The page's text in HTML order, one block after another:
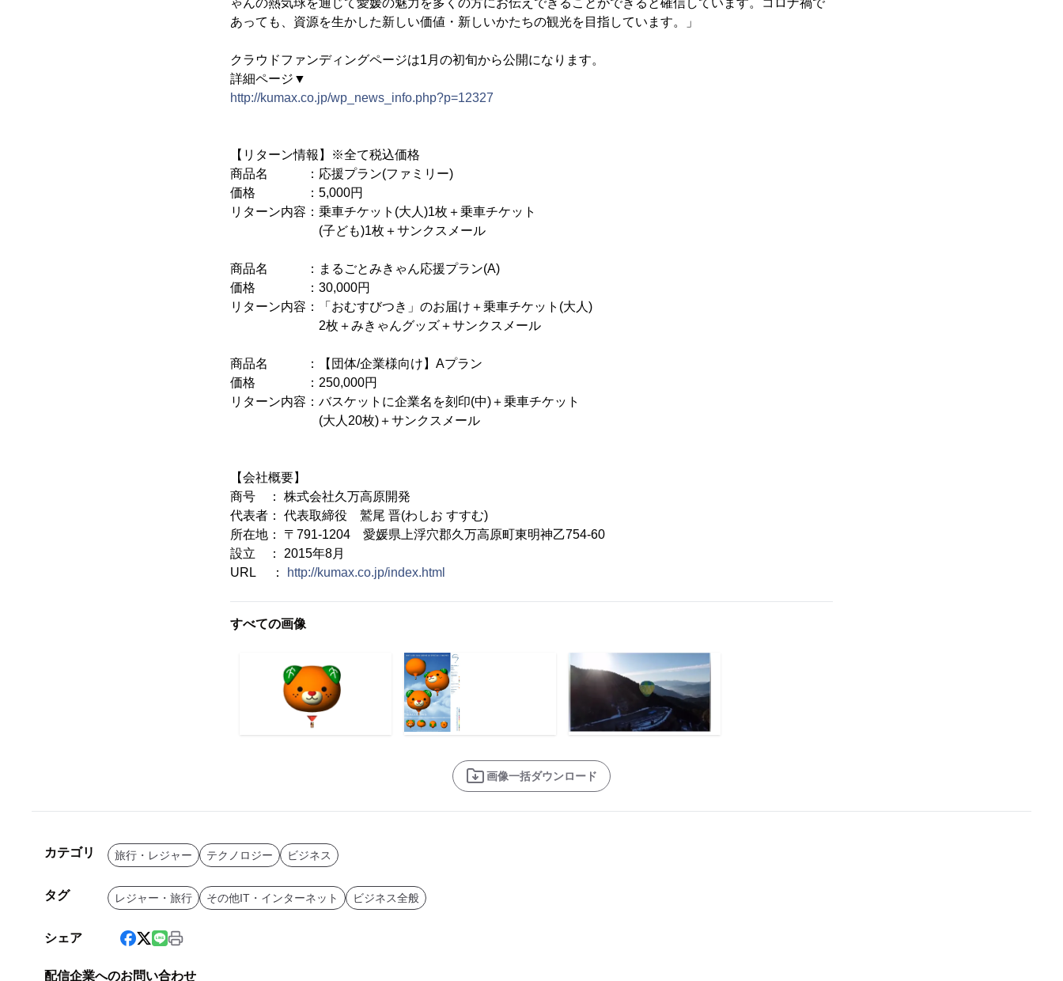
ゃんの熱気球を通じて愛媛の魅力を多くの方にお伝えできることができると確信しています。コロナ禍で
あっても、資源を生かした新しい価値・新しいかたちの観光を目指しています。」
クラウドファンディングページは1月の初旬から公開になります。
詳細ページ▼
http://kumax.co.jp/wp_news_info.php?p=12327
【リターン情報】※全て税込価格
商品名 ：応援プラン(ファミリー)
価格 ：5,000円
リターン内容：乗車チケット(大人)1枚＋乗車チケット
(子ども)1枚＋サンクスメール
商品名 ：まるごとみきゃん応援プラン(A)
価格 ：30,000円
リターン内容：「おむすびつき」のお届け＋乗車チケット(大人)
2枚＋みきゃんグッズ＋サンクスメール
商品名 ：【団体/企業様向け】Aプラン
価格 ：250,000円
リターン内容：バスケットに企業名を刻印(中)＋乗車チケット
(大人20枚)＋サンクスメール
【会社概要】
商号 ： 株式会社久万高原開発
代表者： 代表取締役 鷲尾 晋(わしお すすむ)
所在地： 〒791-1204 愛媛県上浮穴郡久万高原町東明神乙754-60
設立 ： 2015年8月
URL ：
http://kumax.co.jp/index.html
すべての画像
画像一括ダウンロード
カテゴリ 旅行・レジャー テクノロジー ビジネス
タグ レジャー・旅行 その他IT・インターネット ビジネス全般
シェア
配信企業へのお問い合わせ